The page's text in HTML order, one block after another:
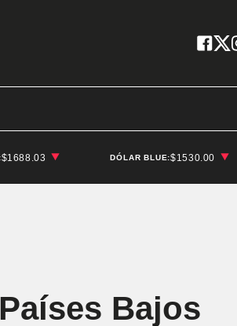
$1688.03 DÓLAR BLUE:$1530.00
Bajos